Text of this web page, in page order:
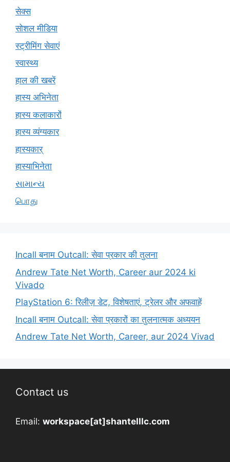
सेक्स
सोशल मीडिया
स्ट्रीमिंग सेवाएं
स्वास्थ्य
हाल की खबरें
हास्य अभिनेता
हास्य कलाकारों
हास्य व्यंग्यकार
हास्यकार्
हास्याभिनेता
સામાન્ય
பொது
Incall बनाम Outcall: सेवा प्रकार की तुलना
Andrew Tate Net Worth, Career aur 2024 ki
Vivado
PlayStation 6: रिलीज़ डेट, विशेषताएं, ट्रेलर और अफवाहें
Incall बनाम Outcall: सेवा प्रकारों का तुलनात्मक अध्ययन
Andrew Tate Net Worth, Career, aur 2024 Vivad
Contact us
Email: workspace[at]shantelllc.com